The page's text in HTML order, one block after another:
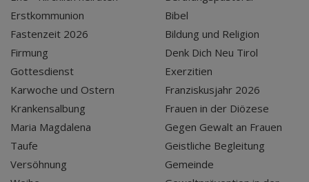
Erstkommunion
Fastenzeit 2026
Firmung
Gottesdienst
Karwoche und Ostern
Krankensalbung
Maria Magdalena
Taufe
Versöhnung
Bibel
Bildung und Religion
Denk Dich Neu Tirol
Exerzitien
Franziskusjahr 2026
Frauen in der Diözese
Gegen Gewalt an Frauen
Geistliche Begleitung
Gemeinde